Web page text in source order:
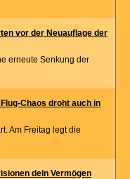
vor der Neuauflage der
erneute Senkung der
Chaos droht auch in
Am Freitag legt die
dein Vermögen